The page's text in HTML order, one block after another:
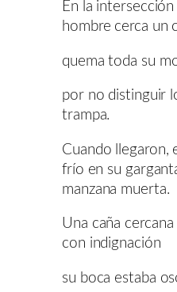
En la
hombre cerca un
quema toda su
por no distinguir
trampa.
Cuando llegaron,
frío en su
manzana muerta.
Una caña
con indignación
su boca estaba